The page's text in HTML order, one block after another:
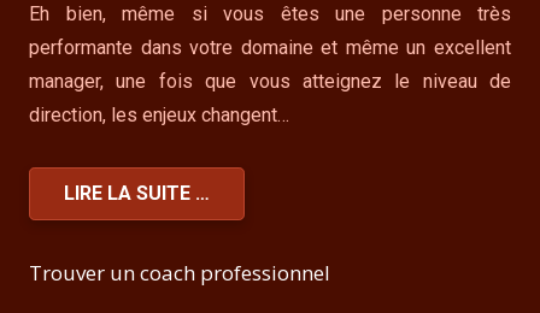
Eh bien, même si vous êtes une personne très
performante dans votre domaine et même un excellent
manager, une fois que vous atteignez le niveau de
direction, les enjeux changent…
LIRE LA SUITE …
Trouver un coach professionnel